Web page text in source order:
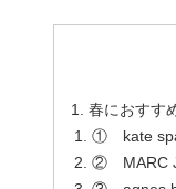
春におすす
① kate
② MARC